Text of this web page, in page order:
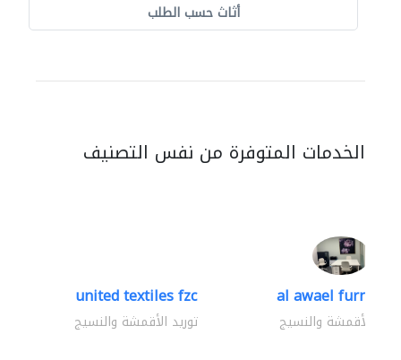
أثاث حسب الطلب
الخدمات المتوفرة من نفس التصنيف
united textiles fzc
توريد الأقمشة والنسيج
al awael
الأقمشة والنسيج